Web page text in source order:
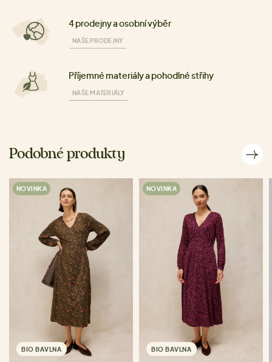
4 prodejny a osobní výběr
NAŠE PRODEJNY
Příjemné materiály a pohodlné střihy
NAŠE MATERIÁLY
Podobné produkty
NOVINKA
BIO BAVLNA
NOVINKA
BIO BAVLNA